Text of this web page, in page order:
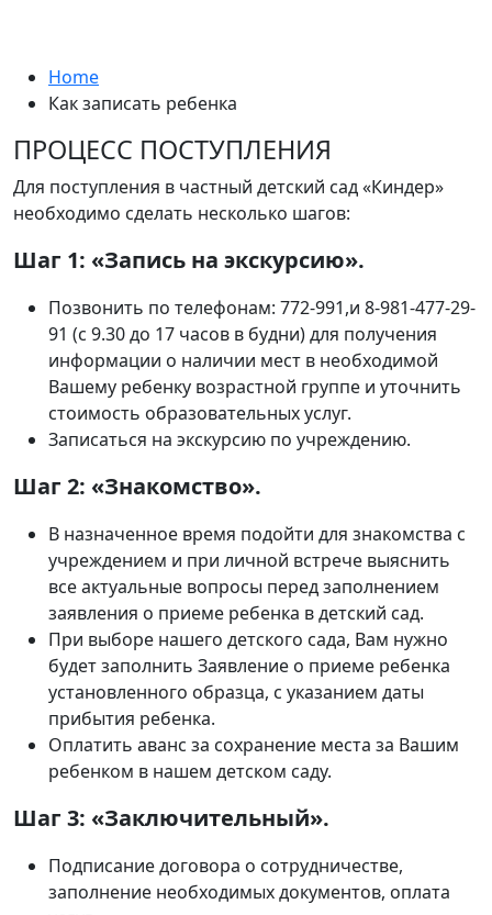
Home
Как записать ребенка
ПРОЦЕСС ПОСТУПЛЕНИЯ
Для поступления в частный детский сад «Киндер»
необходимо сделать несколько шагов:
Шаг 1: «Запись на экскурсию».
Позвонить по телефонам: 772-991,и 8-981-477-29-
91 (с 9.30 до 17 часов в будни) для получения
информации о наличии мест в необходимой
Вашему ребенку возрастной группе и уточнить
стоимость образовательных услуг.
Записаться на экскурсию по учреждению.
Шаг 2: «Знакомство».
В назначенное время подойти для знакомства с
учреждением и при личной встрече выяснить
все актуальные вопросы перед заполнением
заявления о приеме ребенка в детский сад.
При выборе нашего детского сада, Вам нужно
будет заполнить Заявление о приеме ребенка
установленного образца, с указанием даты
прибытия ребенка.
Оплатить аванс за сохранение места за Вашим
ребенком в нашем детском саду.
Шаг 3: «Заключительный».
Подписание договора о сотрудничестве,
заполнение необходимых документов, оплата